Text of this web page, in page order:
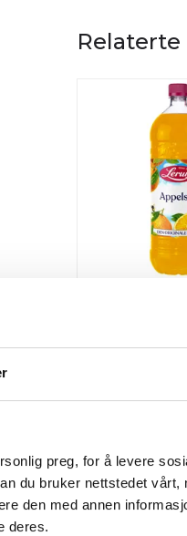
preg, for å levere
du bruker nettstedet vårt,
den med annen
deres.
Pris
kr 97,94 /stk